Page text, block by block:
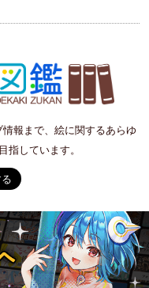
報まで、絵に関するあらゆ
指しています。